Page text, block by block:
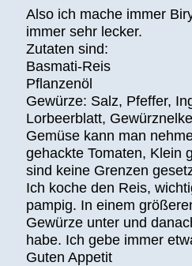
Also ich mache immer
immer sehr lecker.
Zutaten sind:
Basmati-Reis
Pflanzenöl
Gewürze: Salz, Pfeffer,
Lorbeerblatt,
Gemüse kann man
gehackte Tomaten, Klein
sind keine Grenzen
Ich koche den Reis,
pampig. In einem
Gewürze unter und
habe. Ich gebe immer
Guten Appetit